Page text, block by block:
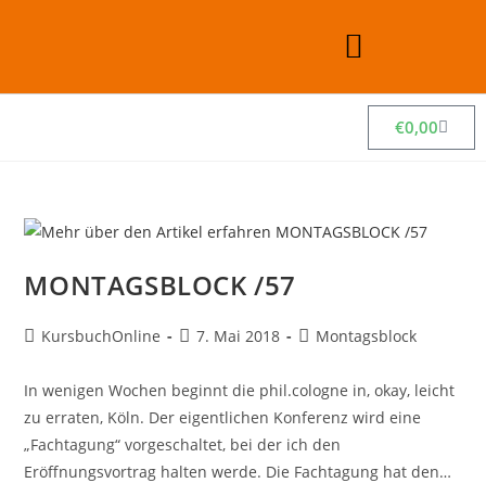
€0,00
MONTAGSBLOCK /57
KursbuchOnline 7. Mai 2018 Montagsblock
In wenigen Wochen beginnt die phil.cologne in, okay, leicht
zu erraten, Köln. Der eigentlichen Konferenz wird eine
„Fachtagung“ vorgeschaltet, bei der ich den
Eröffnungsvortrag halten werde. Die Fachtagung hat den…